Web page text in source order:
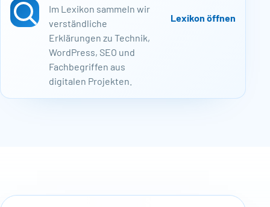
Im Lexikon sammeln wir
verständliche
Erklärungen zu Technik,
WordPress, SEO und
Fachbegriffen aus
digitalen Projekten.
Lexikon öffnen